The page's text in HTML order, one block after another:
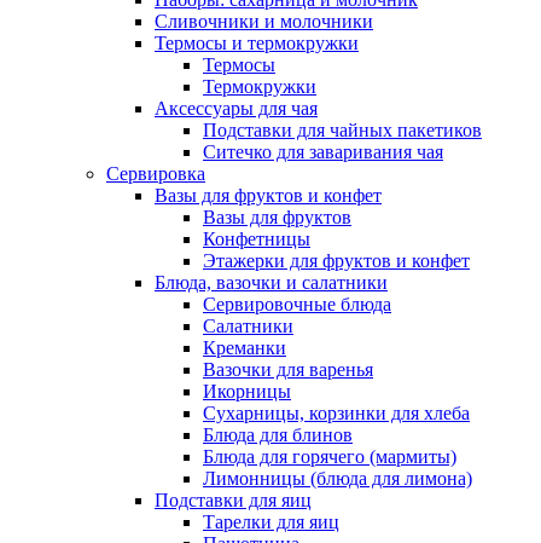
Сливочники и молочники
Термосы и термокружки
Термосы
Термокружки
Аксессуары для чая
Подставки для чайных пакетиков
Ситечко для заваривания чая
Сервировка
Вазы для фруктов и конфет
Вазы для фруктов
Конфетницы
Этажерки для фруктов и конфет
Блюда, вазочки и салатники
Сервировочные блюда
Салатники
Креманки
Вазочки для варенья
Икорницы
Сухарницы, корзинки для хлеба
Блюда для блинов
Блюда для горячего (мармиты)
Лимонницы (блюда для лимона)
Подставки для яиц
Тарелки для яиц